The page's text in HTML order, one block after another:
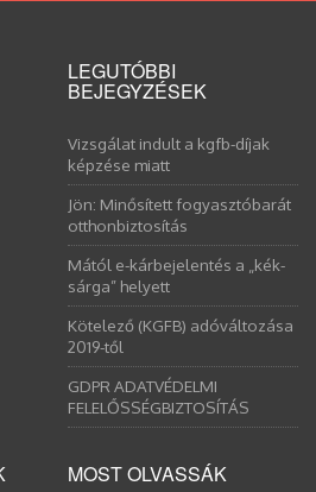
LEGUTÓBBI
BEJEGYZÉSEK
Vizsgálat indult a kgfb-díjak
képzése miatt
Jön: Minősített fogyasztóbarát
otthonbiztosítás
Mától e-kárbejelentés a „kék-
sárga” helyett
Kötelező (KGFB) adóváltozása
2019-től
GDPR ADATVÉDELMI
FELELŐSSÉGBIZTOSÍTÁS
MOST OLVASSÁK